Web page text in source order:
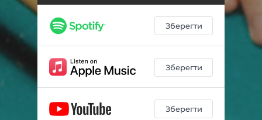
Before. Innocence 04:59
Redemption 10:01
Wicked 02:27
Epilogue. Last Word 06:32
Зберегти
Зберегти
Зберегти